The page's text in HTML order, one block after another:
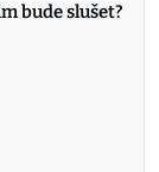
bude slušet?